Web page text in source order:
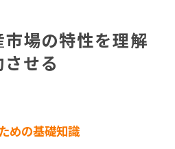
場の特性を理解
せる
めの基礎知識